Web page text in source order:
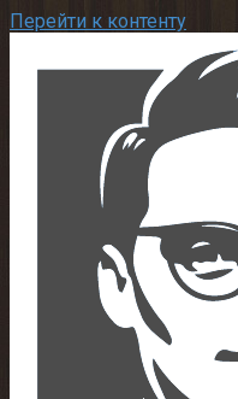
Перейти к контенту